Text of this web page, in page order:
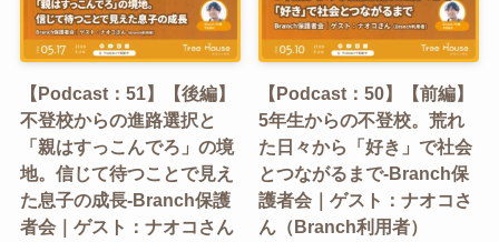
【Podcast：51】【後編】
不登校からの進路選択と
「親はすっこんでろ」の境
地。信じて待つことで見え
た息子の成長-Branch保護
者会｜ゲスト：ナオコさん
【Podcast：50】【前編】
5年生からの不登校。荒れ
た日々から「好き」で社会
とつながるまで-Branch保
護者会｜ゲスト：ナオコさ
ん（Branch利用者）